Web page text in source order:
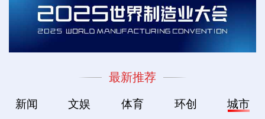
最新推荐
新闻 文娱 体育 环创 城市